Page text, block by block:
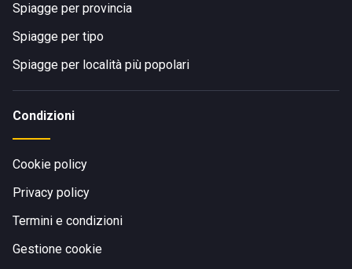
Spiagge per provincia
Spiagge per tipo
Spiagge per località più popolari
Condizioni
Cookie policy
Privacy policy
Termini e condizioni
Gestione cookie